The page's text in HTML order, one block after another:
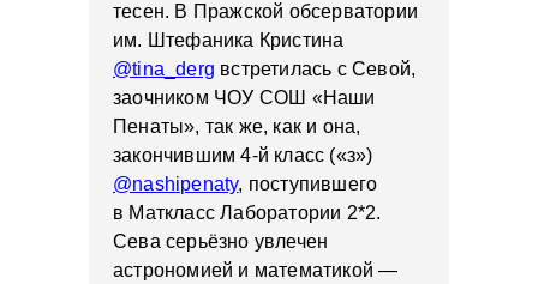
тесен. В Пражской обсерватории
им. Штефаника Кристина
@tina_derg встретилась с Севой,
заочником ЧОУ СОШ «Наши
Пенаты», так же, как и она,
закончившим 4-й класс («з»)
@nashipenaty, поступившего
в Маткласс Лаборатории 2*2.
Сева серьёзно увлечен
астрономией и математикой —